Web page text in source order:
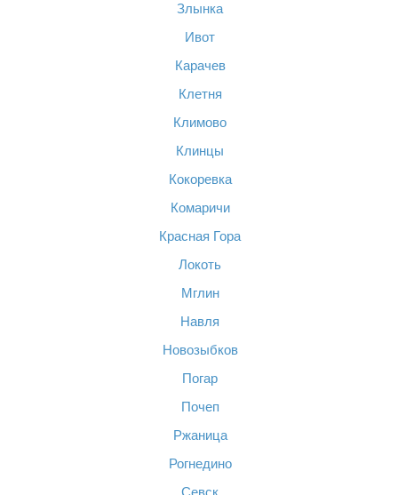
Злынка
Ивот
Карачев
Клетня
Климово
Клинцы
Кокоревка
Комаричи
Красная Гора
Локоть
Мглин
Навля
Новозыбков
Погар
Почеп
Ржаница
Рогнедино
Севск